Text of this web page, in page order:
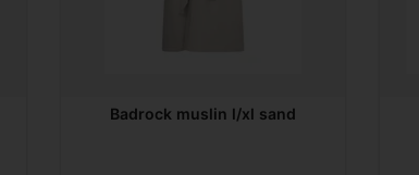
Badrock muslin l/xl sand